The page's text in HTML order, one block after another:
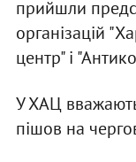
прийшли
організацій
центр" і
У ХАЦ
пішов на